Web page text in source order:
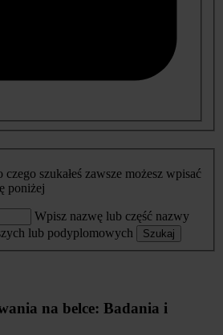
czego szukałeś zawsze możesz wpisać
poniżej
Wpisz nazwę lub część nazwy
lub podyplomowych
Szukaj
na belce: Badania i